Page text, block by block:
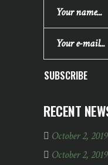
SUBSCRIBE
RECENT
October 2, 2019
October 2, 2019